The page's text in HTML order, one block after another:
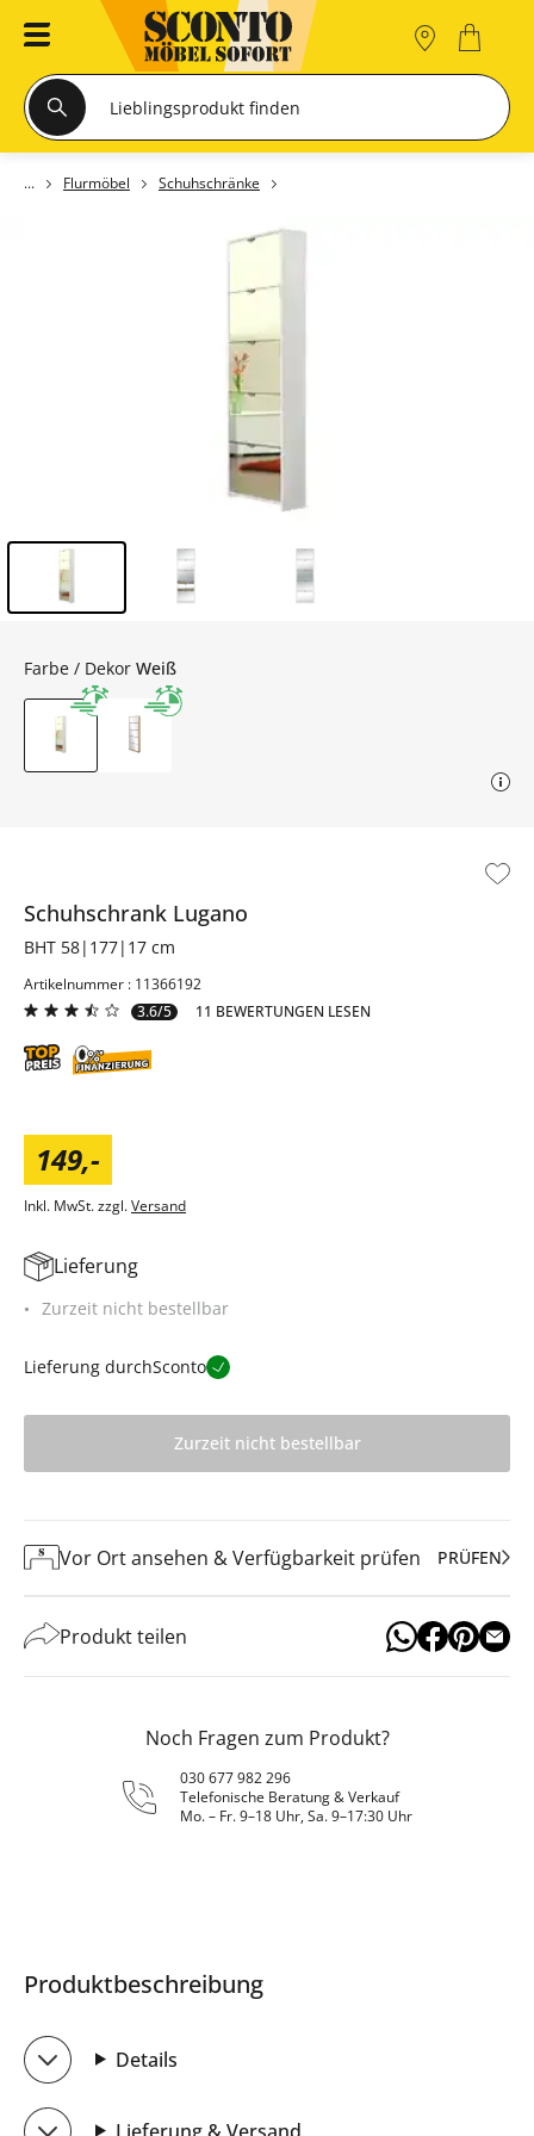
Flurmöbel Schuhschränke
Schuhschrank Lugano
BHT 58|177|17 cm
Artikelnummer : 11366192
3.6/5
11 BEWERTUNGEN LESEN
149,-
Inkl. MwSt. zzgl.Versand
Farbe / Dekor Weiß
Lieferung
Zurzeit nicht bestellbar
Lieferung durchSconto
Zurzeit nicht bestellbar
Vor Ort ansehen & Verfügbarkeit prüfen PRÜFEN
Produkt teilen
Noch Fragen zum Produkt?
030 677 982 296
Telefonische Beratung & Verkauf
Mo. – Fr. 9–18 Uhr, Sa. 9–17:30 Uhr
Produktbeschreibung
Details
Lieferung & Versand